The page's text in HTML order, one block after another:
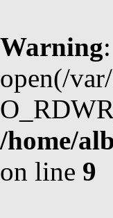
Warning
open(/
/home/
on line 9